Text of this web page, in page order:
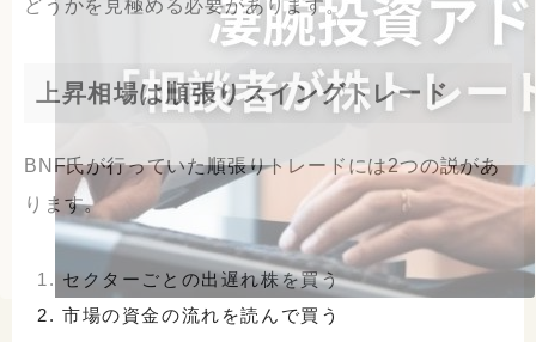
どうかを見極める必要があります。
上昇相場は順張りスイングトレード
BNF氏が行っていた順張りトレードには2つの説があ
ります。
セクターごとの出遅れ株を買う
市場の資金の流れを読んで買う